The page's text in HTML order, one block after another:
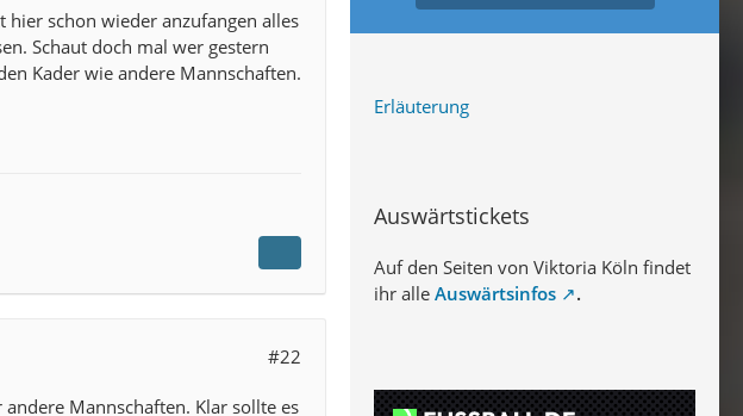
hier schon wieder anzufangen alles
Schaut doch mal wer gestern
Kader wie andere Mannschaften.
#22
Mannschaften. Klar sollte es
Erläuterung
Auswärtstickets
Auf den Seiten von Viktoria Köln findet
ihr alle Auswärtsinfos .